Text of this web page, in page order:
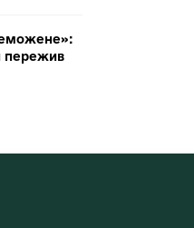
пережив